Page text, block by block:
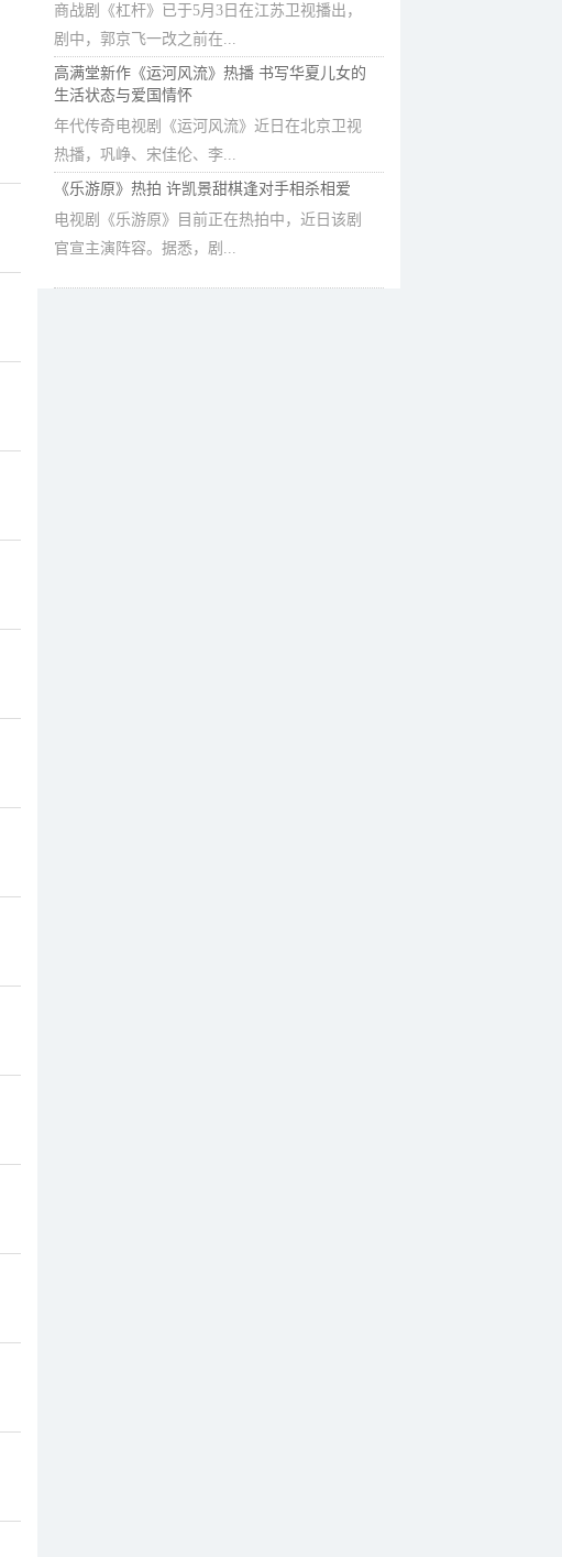
商战剧《杠杆》已于5月3日在江苏卫视播出，
剧中，郭京飞一改之前在...
高满堂新作《运河风流》热播 书写华夏儿女的
生活状态与爱国情怀
年代传奇电视剧《运河风流》近日在北京卫视
热播，巩峥、宋佳伦、李...
《乐游原》热拍 许凯景甜棋逢对手相杀相爱
电视剧《乐游原》目前正在热拍中，近日该剧
官宣主演阵容。据悉，剧...